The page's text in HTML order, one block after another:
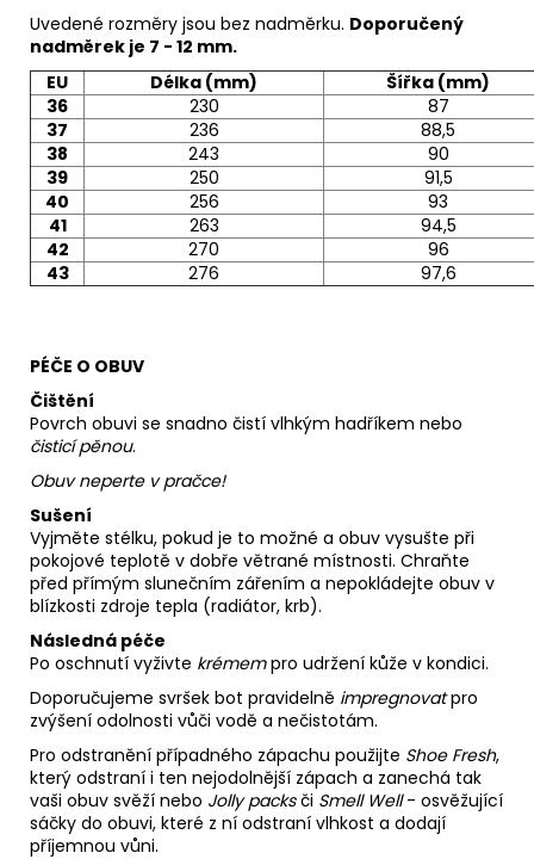
Uvedené rozměry jsou bez nadměrku. Doporučený
nadměrek je 7 - 12 mm.
EU
Délka (mm)
Šířka (mm)
36
230
87
37
236
88,5
38
243
90
39
250
91,5
40
256
93
41
263
94,5
42
270
96
43
276 97,6
PÉČE O OBUV
Čištění
Povrch obuvi se snadno čistí vlhkým hadříkem nebo
čisticí pěnou.
Obuv neperte v pračce!
Sušení
Vyjměte stélku, pokud je to možné a obuv vysušte při
pokojové teplotě v dobře větrané místnosti. Chraňte
před přímým slunečním zářením a nepokládejte obuv v
blízkosti zdroje tepla (radiátor, krb).
Následná péče
Po oschnutí vyživte krémempro udržení kůže v kondici.
Doporučujeme svršek bot pravidelně impregnovatpro
zvýšení odolnosti vůči vodě a nečistotám.
Pro odstranění případného zápachu použijte Shoe Fresh,
který odstraní i ten nejodolnější zápach a zanechá tak
vaši obuv svěží nebo Jolly packs či Smell Well- osvěžující
sáčky do obuvi, které z ní odstraní vlhkost a dodají
příjemnou vůni.